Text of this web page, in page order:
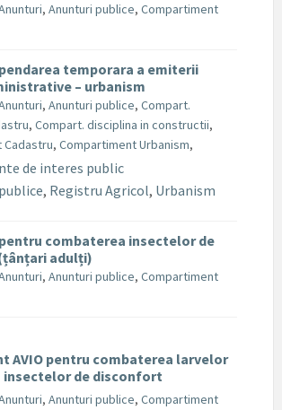
, Anunturi publice, Compartiment
temporara a emiterii
– urbanism
, Anunturi publice, Compart.
, Compart. disciplina in constructii,
, Compartiment Urbanism,
de interes public
, Registru Agricol, Urbanism
combaterea insectelor de
adulți)
, Anunturi publice, Compartiment
AVIO pentru combaterea larvelor
insectelor de disconfort
, Anunturi publice, Compartiment